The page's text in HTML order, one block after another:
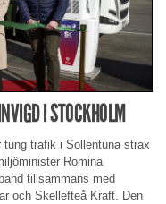
I STOCKHOLM
trafik i Sollentuna strax
Romina
tillsammans med
och Skellefteå Kraft. Den